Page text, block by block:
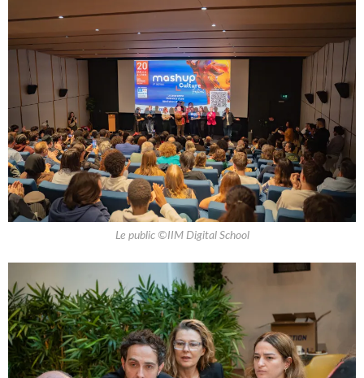
Le public ©IIM Digital School